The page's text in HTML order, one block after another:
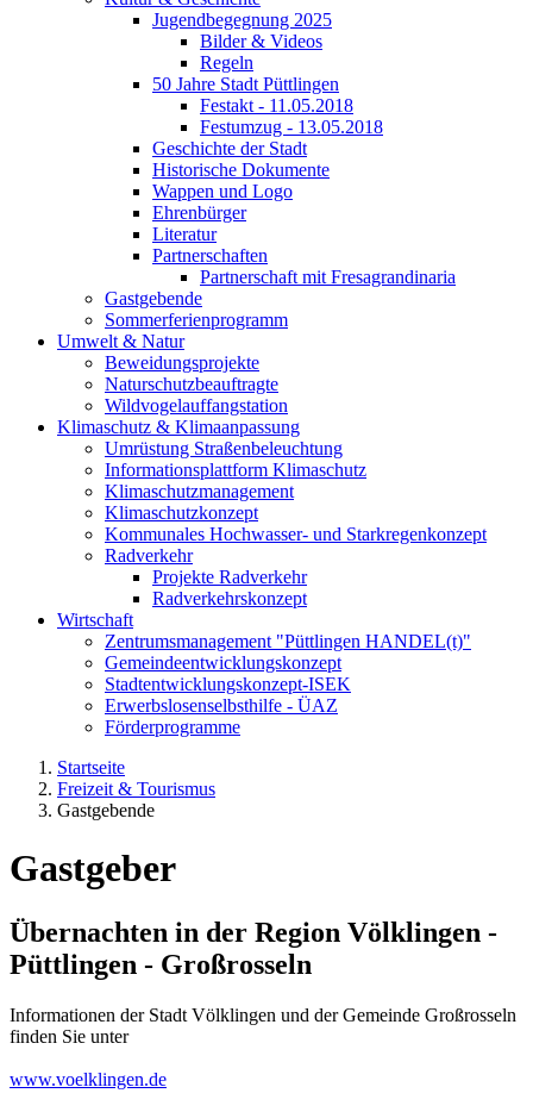
Jugendbegegnung 2025
Bilder & Videos
Regeln
50 Jahre Stadt Püttlingen
Festakt - 11.05.2018
Festumzug - 13.05.2018
Geschichte der Stadt
Historische Dokumente
Wappen und Logo
Ehrenbürger
Literatur
Partnerschaften
Partnerschaft mit Fresagrandinaria
Gastgebende
Sommerferienprogramm
Umwelt & Natur
Beweidungsprojekte
Naturschutzbeauftragte
Wildvogelauffangstation
Klimaschutz & Klimaanpassung
Umrüstung Straßenbeleuchtung
Informationsplattform Klimaschutz
Klimaschutzmanagement
Klimaschutzkonzept
Kommunales Hochwasser- und Starkregenkonzept
Radverkehr
Projekte Radverkehr
Radverkehrskonzept
Wirtschaft
Zentrumsmanagement "Püttlingen HANDEL(t)"
Gemeindeentwicklungskonzept
Stadtentwicklungskonzept-ISEK
Erwerbslosenselbsthilfe - ÜAZ
Förderprogramme
Startseite
Freizeit & Tourismus
Gastgebende
Gastgeber
Übernachten in der Region Völklingen -
Püttlingen - Großrosseln
Informationen der Stadt Völklingen und der Gemeinde Großrosseln
finden Sie unter
www.voelklingen.de